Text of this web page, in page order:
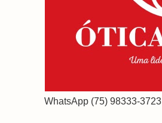
WhatsApp (75) 98333-3723